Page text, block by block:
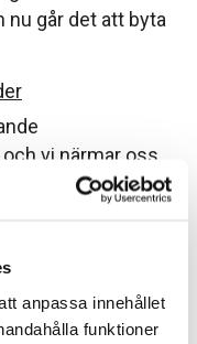
anpassa innehållet
funktioner
går det att byta
vi närmar oss
Därför tyckte vi
lite kärlek
ser ni nedan:
än nånsin